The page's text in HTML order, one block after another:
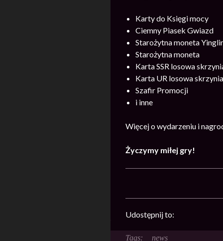
Karty do Księgi mocy
Ciemny Piasek Gwiazd
Starożytna moneta
Starożytna moneta
Karta SSR losowa
Karta UR losowa
Szafir Promocji
i inne
Więcej o wydarzeniu i
Życzymy miłej gry!
Udostępnij to:
news